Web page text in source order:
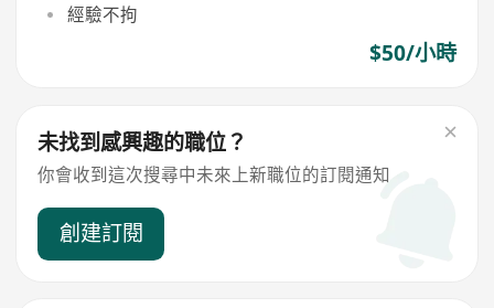
經驗不拘
$50/小時
未找到感興趣的職位？
你會收到這次搜尋中未來上新職位的訂閱通知
創建訂閱